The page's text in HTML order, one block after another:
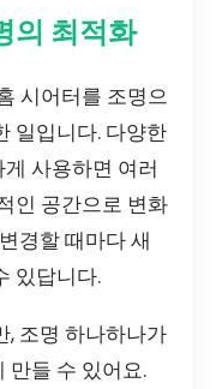
의 최적화
시어터를 조명으
일입니다. 다양한
사용하면 여러
인 공간으로 변화
경할 때마다 새
있답니다.
, 조명 하나하나가
만들 수 있어요.